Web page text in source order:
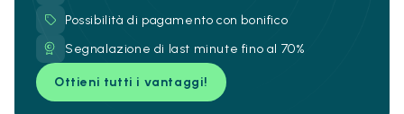
Possibilità di pagamento con bonifico
Segnalazione di last minute fino al 70%
Ottieni tutti i vantaggi!